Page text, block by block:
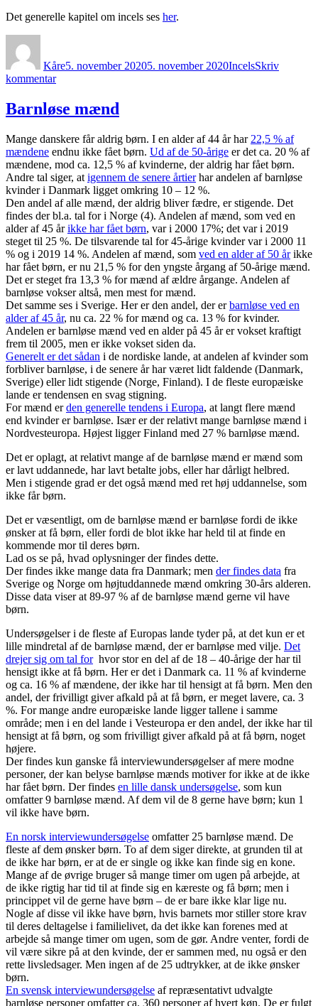
Det generelle kapitel om incels ses her.
Kåre5. november 20205. november 2020IncelsSkriv
kommentartil
der
begår
Barnløse mænd
Mange danskere får aldrig børn. I en alder af 44 år har 22,5 % af
mændene endnu ikke fået børn. Ud af de 50-årige er det ca. 20 % af
mændene, mod ca. 12,5 % af kvinderne, der aldrig har fået børn.
Andre tal siger, at igennem de senere årtierhar andelen af barnløse
kvinder i Danmark ligget omkring 10 – 12 %.
Den andel af alle mænd, der aldrig bliver fædre, er stigende. Det
findes der bl.a. tal for i Norge (4). Andelen af mænd, som ved en
alder af 45 årikke har fået børn, var i 2000 17%; det var i 2019
steget til 25 %. De tilsvarende tal for 45-årige kvinder var i 2000 11
% og i 2019 14 %. Andelen af mænd, som ved en alder af 50 årikke
har fået børn, er nu 21,5 % for den yngste årgang af 50-årige mænd.
Det er steget fra 13,3 % for mænd af ældre årgange. Andelen af
barnløse vokser altså, men mest for mænd.
Det samme ses i Sverige. Her er den andel, der erbarnløse ved en
alder af 45 år, nu ca. 22 % for mænd og ca. 13 % for kvinder.
Andelen er barnløse mænd ved en alder på 45 år er vokset kraftigt
frem til 2005, men er ikke vokset siden da.
Generelt er det sådan i de nordiske lande, at andelen af kvinder som
forbliver barnløse, i de senere år har været lidt faldende (Danmark,
Sverige) eller lidt stigende (Norge, Finland). I de fleste europæiske
lande er tendensen en svag stigning.
For mænd erden generelle tendens i Europa, at langt flere mænd
end kvinder er barnløse. Især er der relativt mange barnløse mænd i
Nordvesteuropa. Højest ligger Finland med 27 % barnløse mænd.
Det er oplagt, at relativt mange af de barnløse mænd er mænd som
er lavt uddannede, har lavt betalte jobs, eller har dårligt helbred.
Men i stigende grad er det også mænd med ret høj uddannelse, som
ikke får børn.
Det er væsentligt, om de barnløse mænd er barnløse fordi de ikke
ønsker at få børn, eller fordi de blot ikke har held til at finde en
kommende mor til deres børn.
Lad os se på, hvad oplysninger der findes dette.
Der findes ikke mange data fra Danmark; men der findes data fra
Sverige og Norge om højtuddannede mænd omkring 30-års alderen.
Disse data viser at 89-97 % af de barnløse mænd gerne vil have
børn.
Undersøgelser i de fleste af Europas lande tyder på, at det kun er et
lille mindretal af de barnløse mænd, der er barnløse med vilje. Det
drejer sig om tal forhvor stor en del af de 18 – 40-årige der har til
hensigt ikke at få børn. Her er det i Danmark ca. 11 % af kvinderne
og ca. 16 % af mændene, der ikke har til hensigt at få børn. Men den
andel, der frivilligt giver afkald på at få børn, er meget lavere, ca. 3
%. For mange andre europæiske lande ligger tallene i samme
område; men i en del lande i Vesteuropa er den andel, der ikke har til
hensigt at få børn, og som frivilligt giver afkald på at få børn, noget
højere.
Der findes kun ganske få interviewundersøgelser af mere modne
personer, der kan belyse barnløse mænds motiver for ikke at de ikke
har fået børn. Der findes en lille dansk undersøgelse, som kun
omfatter 9 barnløse mænd. Af dem vil de 8 gerne have børn; kun 1
vil ikke have børn.
En norsk interviewundersøgelse omfatter 25 barnløse mænd. De
fleste af dem ønsker børn. To af dem siger direkte, at grunden til at
de ikke har børn, er at de er single og ikke kan finde sig en kone.
Mange af de øvrige bruger så mange timer om ugen på arbejde, at
de ikke rigtig har tid til at finde sig en kæreste og få børn; men i
princippet vil de gerne have børn – de er bare ikke klar lige nu.
Nogle af disse vil ikke have børn, hvis barnets mor stiller store krav
til deres deltagelse i familielivet, da det ikke kan forenes med at
arbejde så mange timer om ugen, som de gør. Andre venter, fordi de
vil være sikre på at den kvinde, der er sammen med, nu også er den
rette livsledsager. Men ingen af de 25 udtrykker, at de ikke ønsker
børn.
En svensk interviewundersøgelse af repræsentativt udvalgte
barnløse personer omfatter ca. 360 personer af hvert køn. De er fulgt